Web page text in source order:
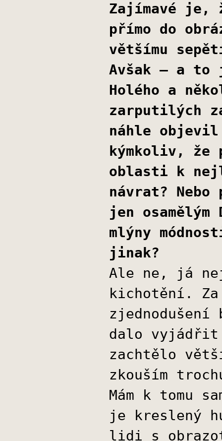
Zajímavé je,
přímo do
většímu
Avšak – a to
Holého a
zarputilých
náhle
kýmkoliv,
oblasti k
návrat?
jen
mlýny
jinak?
Ale ne, já
kichotění. Za
zjednodušení
dalo vyjádřit
zachtělo
zkouším
Mám k tomu
je kreslený
lidi s